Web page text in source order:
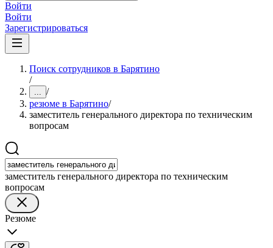
Войти
Войти
Зарегистрироваться
Поиск сотрудников в Барятино
/
... /
резюме в Барятино/
заместитель генерального директора по техническим
вопросам
заместитель генерального директора по техническим
вопросам
Резюме